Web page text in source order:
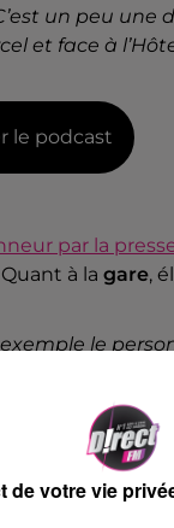
un peu une
et face à
le podcast
par la
à la gare,
le
encore avec
au maire
au dimanche de
de votre vie